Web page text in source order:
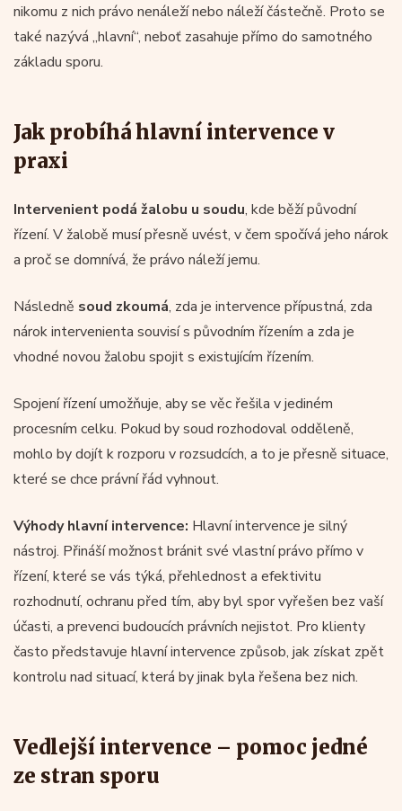
nikomu z nich právo nenáleží nebo náleží částečně. Proto se
také nazývá „hlavní“, neboť zasahuje přímo do samotného
základu sporu.
Jak probíhá hlavní intervence v
praxi
Intervenient podá žalobu u soudu, kde běží původní
řízení. V žalobě musí přesně uvést, v čem spočívá jeho nárok
a proč se domnívá, že právo náleží jemu.
Následně soud zkoumá, zda je intervence přípustná, zda
nárok intervenienta souvisí s původním řízením a zda je
vhodné novou žalobu spojit s existujícím řízením.
Spojení řízení umožňuje, aby se věc řešila v jediném
procesním celku. Pokud by soud rozhodoval odděleně,
mohlo by dojít k rozporu v rozsudcích, a to je přesně situace,
které se chce právní řád vyhnout.
Výhody hlavní intervence: Hlavní intervence je silný
nástroj. Přináší možnost bránit své vlastní právo přímo v
řízení, které se vás týká, přehlednost a efektivitu
rozhodnutí, ochranu před tím, aby byl spor vyřešen bez vaší
účasti, a prevenci budoucích právních nejistot. Pro klienty
často představuje hlavní intervence způsob, jak získat zpět
kontrolu nad situací, která by jinak byla řešena bez nich.
Vedlejší intervence – pomoc jedné
ze stran sporu